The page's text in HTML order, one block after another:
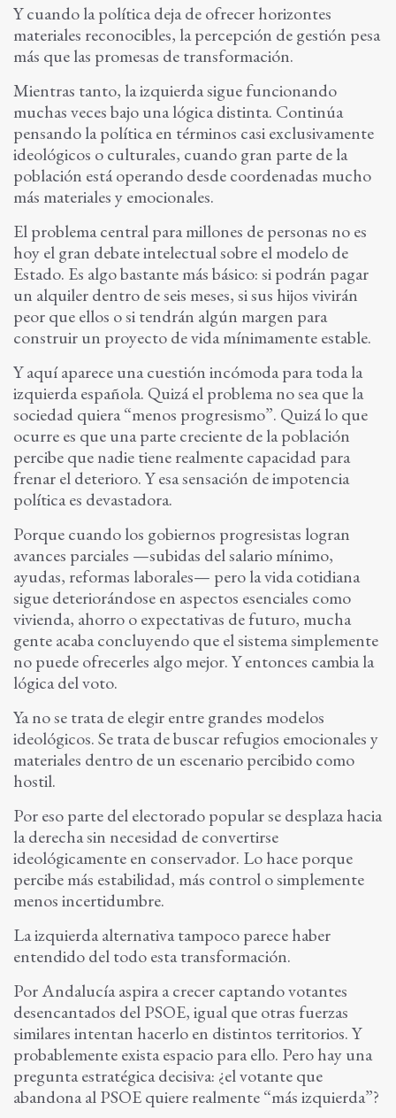
Y cuando la política deja de ofrecer horizontes
materiales reconocibles, la percepción de gestión pesa
más que las promesas de transformación.
Mientras tanto, la izquierda sigue funcionando
muchas veces bajo una lógica distinta. Continúa
pensando la política en términos casi exclusivamente
ideológicos o culturales, cuando gran parte de la
población está operando desde coordenadas mucho
más materiales y emocionales.
El problema central para millones de personas no es
hoy el gran debate intelectual sobre el modelo de
Estado. Es algo bastante más básico: si podrán pagar
un alquiler dentro de seis meses, si sus hijos vivirán
peor que ellos o si tendrán algún margen para
construir un proyecto de vida mínimamente estable.
Y aquí aparece una cuestión incómoda para toda la
izquierda española. Quizá el problema no sea que la
sociedad quiera “menos progresismo”. Quizá lo que
ocurre es que una parte creciente de la población
percibe que nadie tiene realmente capacidad para
frenar el deterioro. Y esa sensación de impotencia
política es devastadora.
Porque cuando los gobiernos progresistas logran
avances parciales —subidas del salario mínimo,
ayudas, reformas laborales— pero la vida cotidiana
sigue deteriorándose en aspectos esenciales como
vivienda, ahorro o expectativas de futuro, mucha
gente acaba concluyendo que el sistema simplemente
no puede ofrecerles algo mejor. Y entonces cambia la
lógica del voto.
Ya no se trata de elegir entre grandes modelos
ideológicos. Se trata de buscar refugios emocionales y
materiales dentro de un escenario percibido como
hostil.
Por eso parte del electorado popular se desplaza hacia
la derecha sin necesidad de convertirse
ideológicamente en conservador. Lo hace porque
percibe más estabilidad, más control o simplemente
menos incertidumbre.
La izquierda alternativa tampoco parece haber
entendido del todo esta transformación.
Por Andalucía aspira a crecer captando votantes
desencantados del PSOE, igual que otras fuerzas
similares intentan hacerlo en distintos territorios. Y
probablemente exista espacio para ello. Pero hay una
pregunta estratégica decisiva: ¿el votante que
abandona al PSOE quiere realmente “más izquierda”?